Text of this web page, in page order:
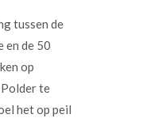
tussen de
en de 50
op
te
het op peil